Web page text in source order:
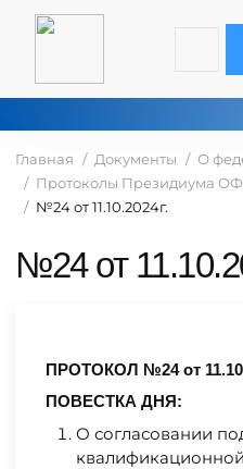
Главная Документы
О
Протоколы Президиума
№24 от 11.10.2024г.
№24 от
ПРОТОКОЛ №24 от
ПОВЕСТКА ДНЯ:
О согласовании